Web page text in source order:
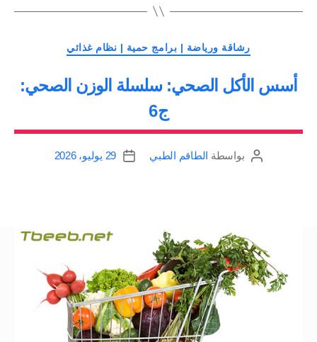
ج9”
التصنيفات
رشاقة ورياضة | برامج حمية | نظام غذائي
أسس الأكل الصحي: سلسلة الوزن الصحي:
ج6
كاتببواسطة الطاقم الطبي
تاريخ
29 يوليو، 2026